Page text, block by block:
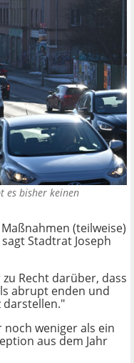
es bisher keinen
(teilweise)
Stadtrat Joseph
Recht darüber, dass
abrupt enden und
darstellen."
weniger als ein
aus dem Jahr